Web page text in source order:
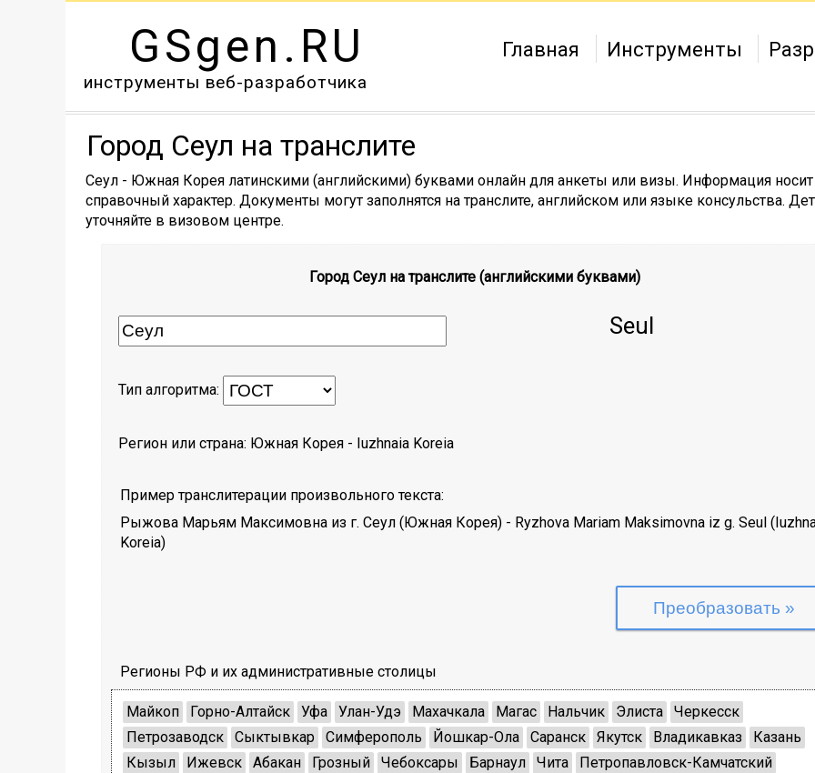
GSgen.RU
инструменты веб-разработчика
Главная Инструменты
Город Сеул на транслите
Сеул - Южная Корея латинскими (английскими) буквами онлайн для анкеты или визы. Информация носит
справочный характер. Документы могут заполнятся на транслите, английском или языке консульства.
уточняйте в визовом центре.
Город Сеул на транслите (английскими буквами)
Seul
Тип алгоритма:
Регион или страна: Южная Корея - Iuzhnaia Koreia
Пример транслитерации произвольного текста:
Рыжова Марьям Максимовна из г. Сеул (Южная Корея)- Ryzhova Mariam Maksimovna iz g. Seul
Koreia)
Регионы РФ и их административные столицы
Майкоп Горно-Алтайск Уфа Улан-Удэ Махачкала Магас Нальчик Элиста
Черкесск
Петрозаводск
Сыктывкар Симферополь Йошкар-Ола Саранск Якутск Владикавказ
Казань
Кызыл
Ижевск Абакан Грозный Чебоксары Барнаул Чита
Петропавловск-Камчатский